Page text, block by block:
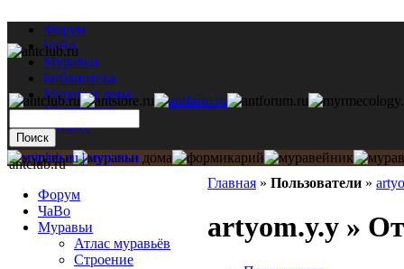
Форум
ЧаВо
Муравьи
Библиотека
Муравьи дома
Мастерская
Каталог
Главная » Пользователи »
artyom.y.y »
antclub.ru
Форум
ЧаВо
Муравьи
Атлас муравьёв
Строение